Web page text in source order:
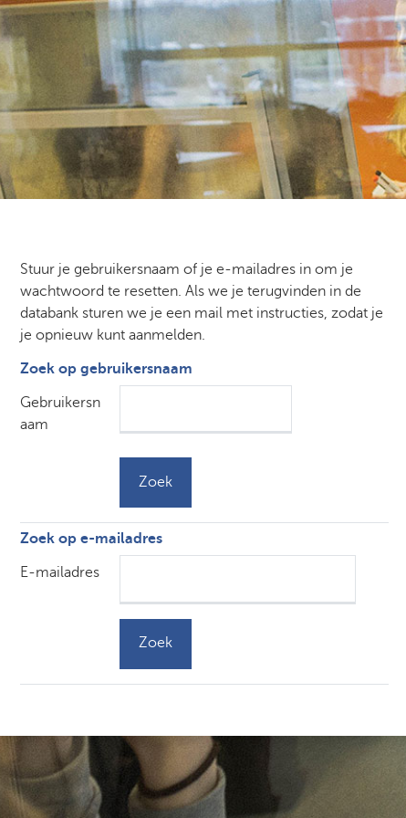
Stuur je gebruikersnaam of je e-mailadres in om je
wachtwoord te resetten. Als we je terugvinden in de
databank sturen we je een mail met instructies, zodat je
je opnieuw kunt aanmelden.
Zoek op gebruikersnaam
Zoek op gebruikersnaam
Gebruikersn
aam
Zoek op e-mailadres
Zoek op e-mailadres
E-mailadres